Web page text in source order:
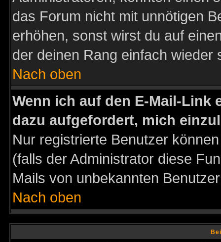
das Forum nicht mit unnötigen
erhöhen, sonst wirst du auf
der deinen Rang einfach wieder
Nach oben
Wenn ich auf den E-Mail-Link
dazu aufgefordert, mich
Nur registrierte Benutzer
(falls der Administrator diese
Mails von unbekannten
Nach oben